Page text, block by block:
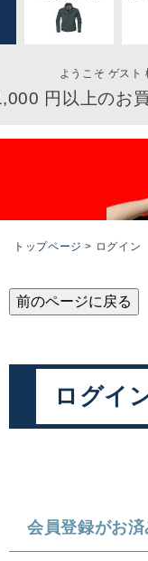
ようこそ ゲスト
円以上のお
トップページ ログイン
前のページに戻る
ログイ
会員登録がお